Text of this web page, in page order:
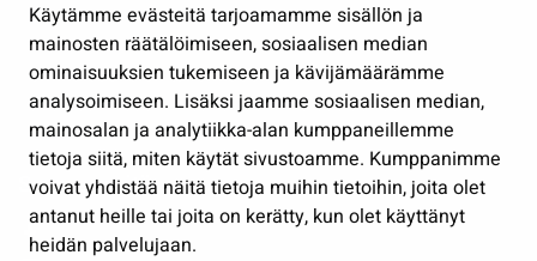
Käytämme evästeitä tarjoamamme sisällön ja
mainosten räätälöimiseen, sosiaalisen median
ominaisuuksien tukemiseen ja kävijämäärämme
analysoimiseen. Lisäksi jaamme sosiaalisen median,
mainosalan ja analytiikka-alan kumppaneillemme
tietoja siitä, miten käytät sivustoamme. Kumppanimme
voivat yhdistää näitä tietoja muihin tietoihin, joita olet
antanut heille tai joita on kerätty, kun olet käyttänyt
heidän palvelujaan.
Työ ja yrittäminen
Osallistu ja asioi
Näytä omat evästeasetukseni
Seuraa meitä